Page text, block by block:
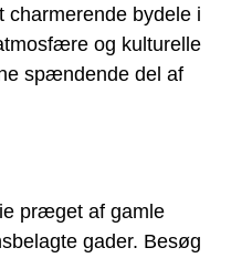
charmerende bydele i
og kulturelle
spændende del af
præget af gamle
gader. Besøg